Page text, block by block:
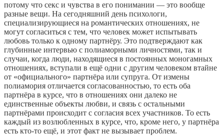
потому что секс и чувства в его понимании — это вообще
разные вещи. На сегодняшний день психологи,
специализирующиеся на романтических отношениях, не
могут согласиться с тем, что человек может испытывать
любовь только к одному партнёру. Это подтверждают как
глубинные интервью с полиаморными личностями, так и
случаи, когда люди, находящиеся в постоянных моногамных
отношениях, вступали в ещё одни с другим человеком втайне
от «официального» партнёра или супруга. От измены
полиамория отличается согласованностью, то есть оба
партнёра в курсе, что в отношениях они далеко не
единственные объекты любви, и связь с остальными
партнёрами происходит с согласия всех участников. То есть
каждый из возлюбленных в курсе, что, кроме него, у партнёра
есть кто-то ещё, и этот факт не вызывает проблем.